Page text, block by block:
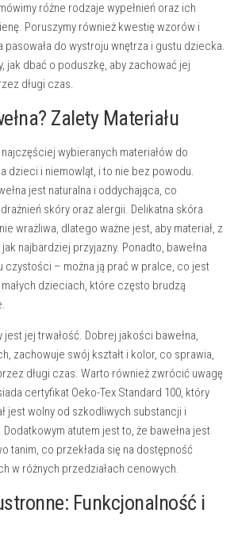
różne rodzaje wypełnień oraz ich
Poruszymy również kwestię wzorów i
pasowała do wystroju wnętrza i gustu dziecka.
jak dbać o poduszkę, aby zachować jej
długi czas.
Zalety Materiału
najczęściej wybieranych materiałów do
dzieci i niemowląt, i to nie bez powodu.
jest naturalna i oddychająca, co
skóry oraz alergii. Delikatna skóra
wrażliwa, dlatego ważne jest, aby materiał, z
najbardziej przyjazny. Ponadto, bawełna
czystości – można ją prać w pralce, co jest
dzieciach, które często brudzą
jest jej trwałość. Dobrej jakości bawełna,
zachowuje swój kształt i kolor, co sprawia,
długi czas. Warto również zwrócić uwagę
certyfikat Oeko-Tex Standard 100, który
jest wolny od szkodliwych substancji i
atutem jest to, że bawełna jest
tanim, co przekłada się na dostępność
w różnych przedziałach cenowych.
Funkcjonalność i